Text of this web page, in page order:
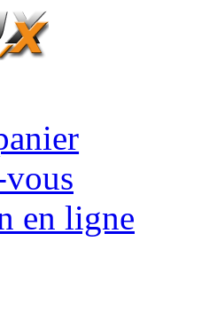
en ligne